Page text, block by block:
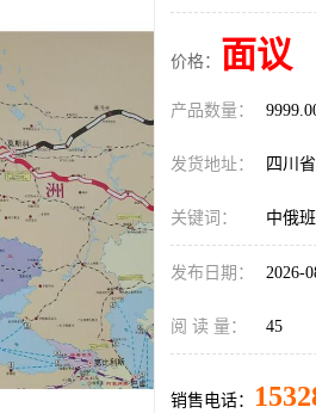
价格： 面议
产品数量：
发货地址： 四川
关键词： 中俄
发布日期： 2026-
阅 读 量： 45
销售电话：